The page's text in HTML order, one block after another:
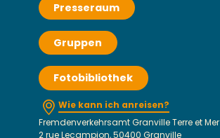
Presseraum
Gruppen
Fotobibliothek
Wie kann ich anreisen?
Fremdenverkehrsamt Granville Terre et Mer
2 rue Lecampion, 50400 Granville